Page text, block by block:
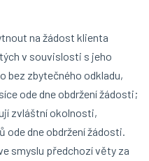
na žádost klienta
v souvislosti s jeho
bez zbytečného odkladu,
ode dne obdržení žádosti;
zvláštní okolnosti,
ode dne obdržení žádosti.
smyslu předchozí věty za